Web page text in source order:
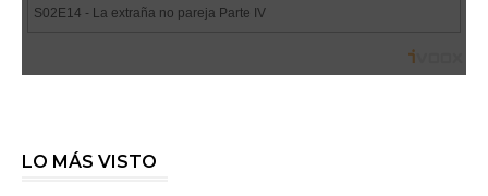
LO MÁS VISTO